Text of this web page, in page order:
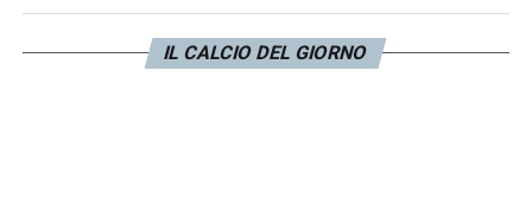
volevamo e adesso dobbiamo pensare alla
IL CALCIO DEL GIORNO